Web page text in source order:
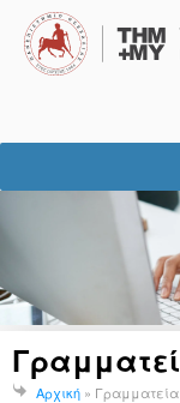
Αρχική »